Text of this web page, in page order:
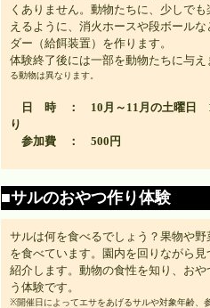
くありません。動物たちに、少しで
えるように、消火ホースや段ボール
ダー（給餌装置）を作ります。
体験終了後には一部を動物たちに与え
る動物は異なります。
日 時 ： 10月～11月の土曜
り
参加費 ： 500円
■サルのおやつ作り体験
サルは何を食べるでしょう？果物や
を食べています。園内を回りながら
紹介します。動物の食性を知り、お
う体験です。
※開催日によってエサをあげるサルや対象年齢、